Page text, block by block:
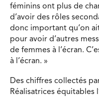
féminins ont plus de
d’avoir des rôles
donc important qu’on
pour avoir d’autres
de femmes à l’écran.
à l’écran. »
Des chiffres collectés
Réalisatrices équitables